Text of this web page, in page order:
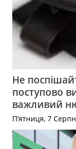
Не
поступово
важливий
П’ятниця, 7